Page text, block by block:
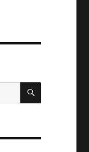
ZOEKEN